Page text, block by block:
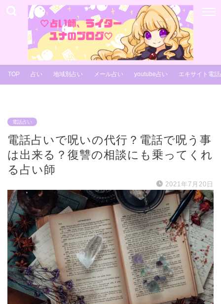
TOP 占い 地域別占い メール占い youtube占い エキサイト電
電話占い
電話占いで呪いの代行？電話で呪う事
は出来る？復讐の相談にも乗ってくれ
る占い師
2021年7月20日